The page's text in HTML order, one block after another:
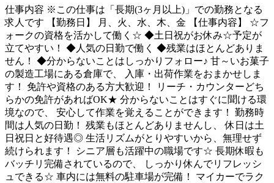
仕事内容 ※この仕事は「長期(3ヶ月以上)」での勤務となる
求人です 【勤務日】 月、火、水、木、金 【仕事内容】 ☆フ
ォークの資格を活かして働く☆ ◆土日祝がお休み☆予定が
立てやすい！ ◆人気の日勤で働く ◆残業はほとんどありま
せん！ ◆分からないことはしっかりフォロー♪ 甘～いお菓子
の製造工場にある倉庫で、 入庫・出荷作業をおまかせしま
す！ 免許や資格のある方大歓迎！ リーチ・カウンターどち
らかの免許があればOK★ 分からないことはすぐに聞ける環
境なので、 安心して作業を覚えることができます！ 勤務時
間は人気の日勤！ 残業もほとんどありませんし、 休日は土
日祝日と好待遇◎ 生活リズムがとりやすいから、無理せず
続けられます！ シニア層も活躍中の職場です☆ 長期休暇も
バッチリ完備されているので、 しっかり休んでリフレッシ
ュできる☆ 車内には無料の駐車場が完備！ マイカーでラク